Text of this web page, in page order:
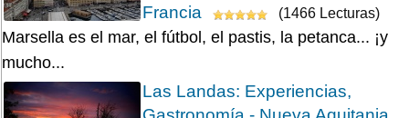
Francia
(1466 Lecturas)
Marsella es el mar, el fútbol, el pastis, la petanca... ¡y
mucho...
Las Landas: Experiencias,